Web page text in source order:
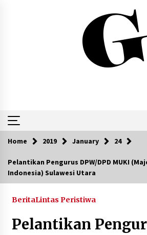
Home 2019 January 24
Pelantikan Pengurus DPW/DPD MUKI
Indonesia) Sulawesi Utara
BeritaLintas Peristiwa
Pelantikan